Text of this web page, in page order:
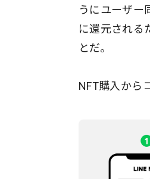
うにユーザー
に還元される
とだ。
NFT購入から